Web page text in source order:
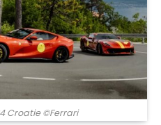
Croatie ©Ferrari